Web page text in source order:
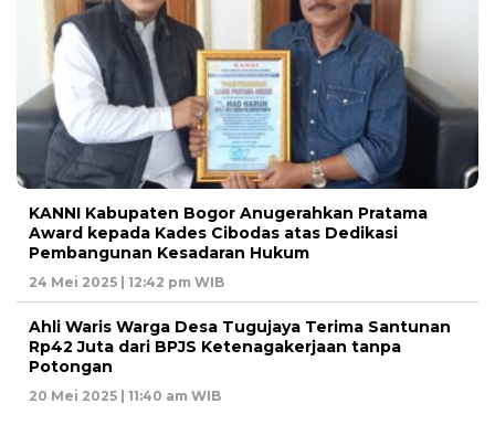
KANNI Kabupaten Bogor Anugerahkan Pratama
Award kepada Kades Cibodas atas Dedikasi
Pembangunan Kesadaran Hukum
24 Mei 2025 | 12:42 pm WIB
Ahli Waris Warga Desa Tugujaya Terima Santunan
Rp42 Juta dari BPJS Ketenagakerjaan tanpa
Potongan
20 Mei 2025 | 11:40 am WIB